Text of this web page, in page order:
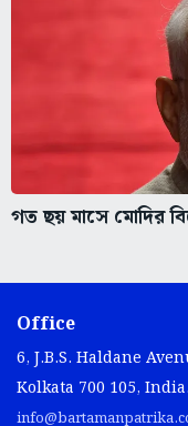
গত ছয় মাসে মোদির
Office
6, J.B.S. Haldane
Kolkata 700 105, India.